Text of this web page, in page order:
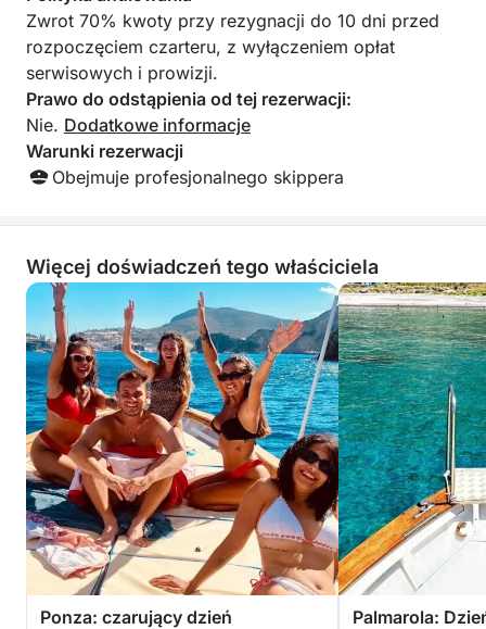
Zwrot 70% kwoty przy rezygnacji do 10 dni przed
rozpoczęciem czarteru, z wyłączeniem opłat
serwisowych i prowizji.
Prawo do odstąpienia od tej rezerwacji:
Nie. Dodatkowe informacje
Warunki rezerwacji
Obejmuje profesjonalnego skippera
Więcej doświadczeń tego właściciela
Ponza: czarujący dzień
Palmarola: